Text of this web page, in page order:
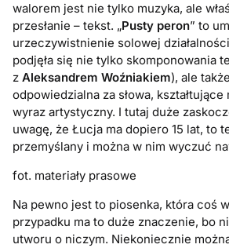
walorem jest nie tylko muzyka, ale
przesłanie – tekst. „Pusty peron” to
urzeczywistnienie solowej
podjęła się nie tylko skomponowania
zAleksandrem Woźniakiem), ale
odpowiedzialna za słowa,
wyraz artystyczny. I tutaj duże
uwagę, że Łucja ma dopiero 15 lat, to
przemyślany i można w nim wyczuć
fot. materiały prasowe
Na pewno jest to piosenka, która coś
przypadku ma to duże znaczenie, bo
utworu o niczym. Niekoniecznie